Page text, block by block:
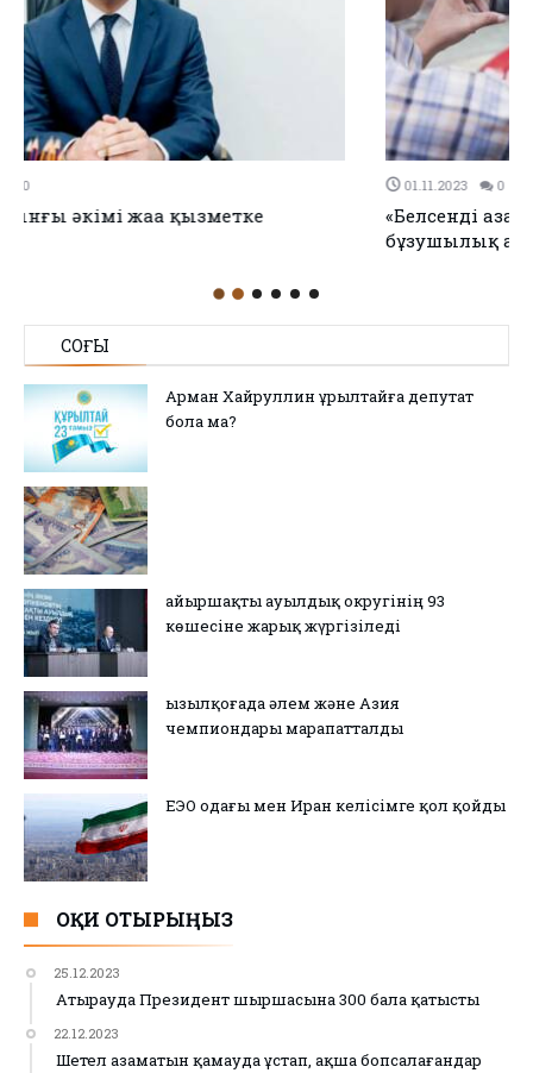
«Белсенді азаматтар» чаты арқылы күніне 15 заң
СОҢҒЫ
Арман Хайруллин Құрылтайға депутат
бола ма?
Қайыршақты ауылдық округінің 93
көшесіне жарық жүргізіледі
Қызылқоғада әлем және Азия
чемпиондары марапатталды
ЕЭО одағы мен Иран келісімге қол қойды
ОҚИ ОТЫРЫҢЫЗ
25.12.2023
Атырауда Президент шыршасына 300 бала қатысты
22.12.2023
Шетел азаматын қамауда ұстап, ақша бопсалағандар